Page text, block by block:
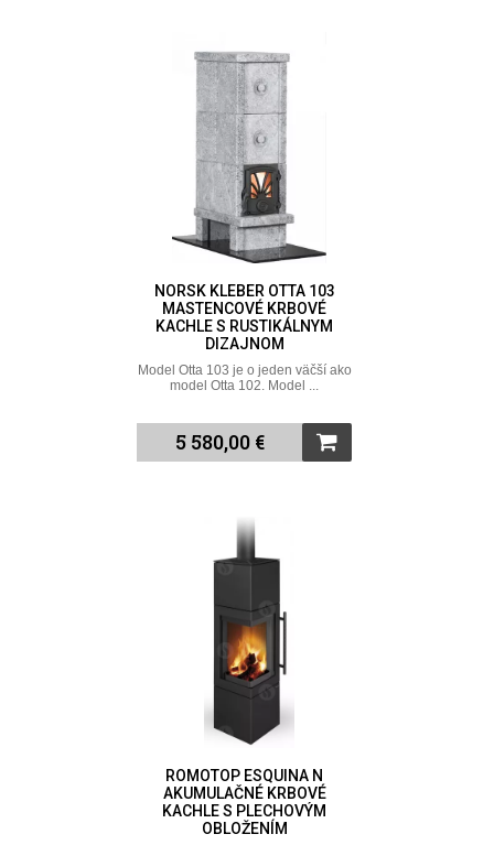
NORSK KLEBER OTTA 103
MASTENCOVÉ KRBOVÉ
KACHLE S RUSTIKÁLNYM
DIZAJNOM
Model Otta 103 je o jeden väčší ako
model Otta 102. Model ...
5 580,00 €
ROMOTOP ESQUINA N
AKUMULAČNÉ KRBOVÉ
KACHLE S PLECHOVÝM
OBLOŽENÍM